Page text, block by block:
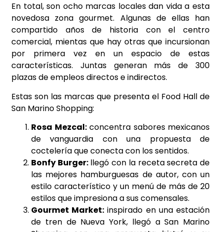
En total, son ocho marcas locales dan vida a esta
novedosa zona gourmet. Algunas de ellas han
compartido años de historia con el centro
comercial, mientas que hay otras que incursionan
por primera vez en un espacio de estas
características. Juntas generan más de 300
plazas de empleos directos e indirectos.
Estas son las marcas que presenta el Food Hall de
San Marino Shopping:
Rosa Mezcal:concentra sabores mexicanos
de vanguardia con una propuesta de
coctelería que conecta con los sentidos.
Bonfy Burger:llegó con la receta secreta de
las mejores hamburguesas de autor, con un
estilo característico y un menú de más de 20
estilos que impresiona a sus comensales.
Gourmet Market: inspirado en una estación
de tren de Nueva York, llegó a San Marino